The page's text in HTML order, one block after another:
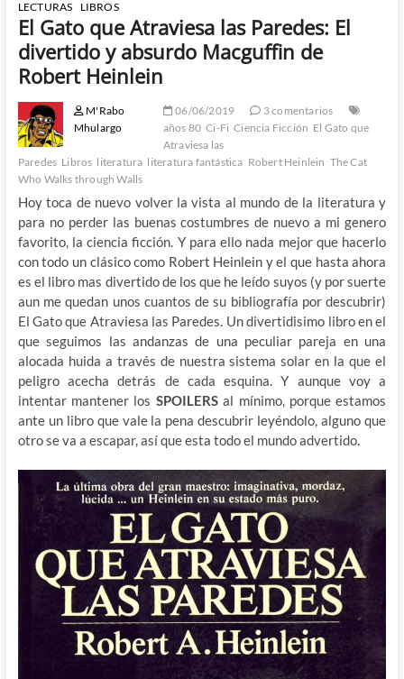
LECTURAS LIBROS
El Gato que Atraviesa las Paredes: El
divertido y absurdo Macguffin de
Robert Heinlein
M'Rabo
Mhulargo
06/06/2019
3 comentarios
años 80 Ci-Fi Ciencia Ficción El Gato que
Atraviesa las
Paredes Libros literatura literatura fantástica Robert Heinlein The Cat
Who Walks through Walls
Hoy toca de nuevo volver la vista al mundo de la literatura y
para no perder las buenas costumbres de nuevo a mi genero
favorito, la ciencia ficción. Y para ello nada mejor que hacerlo
con todo un clásico como Robert Heinlein y el que hasta ahora
es el libro mas divertido de los que he leído suyos (y por suerte
aun me quedan unos cuantos de su bibliografía por descubrir)
El Gato que Atraviesa las Paredes. Un divertidisimo libro en el
que seguimos las andanzas de una peculiar pareja en una
alocada huida a través de nuestra sistema solar en la que el
peligro acecha detrás de cada esquina. Y aunque voy a
intentar mantener los SPOILERSal mínimo, porque estamos
ante un libro que vale la pena descubrir leyéndolo, alguno que
otro se va a escapar, así que esta todo el mundo advertido.